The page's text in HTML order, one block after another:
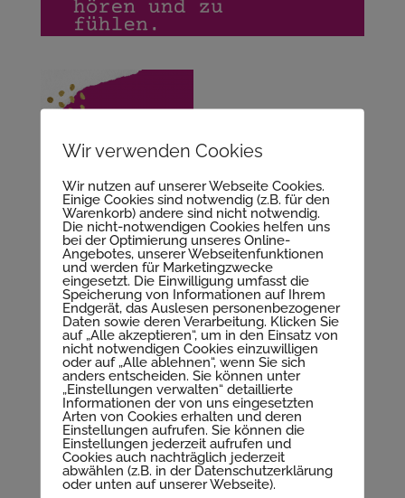
Kommentar absenden
Deine E-Mail-Adresse wird nicht veröffentlicht.
Erforderliche Felder sind mit*markiert
Wir verwenden Cookies
Wir nutzen auf unserer Webseite Cookies.
Einige Cookies sind notwendig (z.B. für den
Warenkorb) andere sind nicht notwendig.
Die nicht-notwendigen Cookies helfen uns
bei der Optimierung unseres Online-
Angebotes, unserer Webseitenfunktionen
und werden für Marketingzwecke
eingesetzt. Die Einwilligung umfasst die
Speicherung von Informationen auf Ihrem
Endgerät, das Auslesen personenbezogener
Daten sowie deren Verarbeitung. Klicken Sie
auf „Alle akzeptieren“, um in den Einsatz von
nicht notwendigen Cookies einzuwilligen
oder auf „Alle ablehnen“, wenn Sie sich
anders entscheiden. Sie können unter
„Einstellungen verwalten“ detaillierte
Informationen der von uns eingesetzten
Arten von Cookies erhalten und deren
Einstellungen aufrufen. Sie können die
Einstellungen jederzeit aufrufen und
Cookies auch nachträglich jederzeit
abwählen (z.B. in der Datenschutzerklärung
oder unten auf unserer Webseite).